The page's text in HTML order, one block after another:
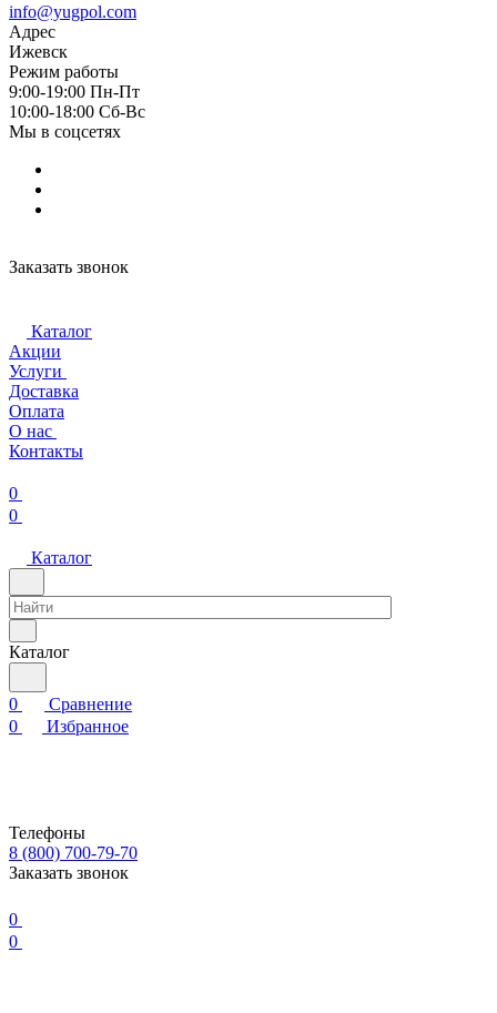
info@yugpol.com
Адрес
Ижевск
Режим работы
9:00-19:00 Пн-Пт
10:00-18:00 Cб-Вс
Мы в соцсетях
Заказать звонок
Каталог
Акции
Услуги
Доставка
Оплата
О нас
Контакты
0
0
Каталог
Каталог
0
Сравнение
0
Избранное
Телефоны
8 (800) 700-79-70
Заказать звонок
0
0